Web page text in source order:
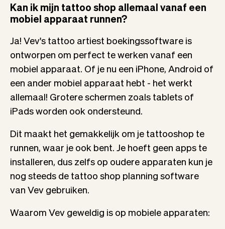
Kan ik mijn tattoo shop allemaal vanaf een
mobiel apparaat runnen?
Ja! Vev's tattoo artiest boekingssoftware is
ontworpen om perfect te werken vanaf een
mobiel apparaat. Of je nu een iPhone, Android of
een ander mobiel apparaat hebt - het werkt
allemaal! Grotere schermen zoals tablets of
iPads worden ook ondersteund.
Dit maakt het gemakkelijk om je tattooshop te
runnen, waar je ook bent. Je hoeft geen apps te
installeren, dus zelfs op oudere apparaten kun je
nog steeds de tattoo shop planning software
van Vev gebruiken.
Waarom Vev geweldig is op mobiele apparaten: